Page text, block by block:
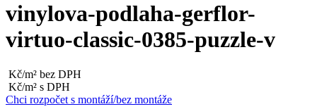
vinylova-podlaha-gerflor-
virtuo-classic-0385-puzzle-v
Kč/m² bez DPH
Kč/m² s DPH
Chci rozpočet s montáží/bez montáže